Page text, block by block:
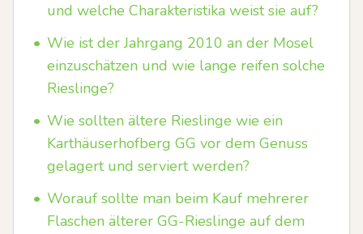
und welche Charakteristika weist sie auf?
• Wie ist der Jahrgang 2010 an der Mosel
einzuschätzen und wie lange reifen solche
Rieslinge?
• Wie sollten ältere Rieslinge wie ein
Karthäuserhofberg GG vor dem Genuss
gelagert und serviert werden?
• Worauf sollte man beim Kauf mehrerer
Flaschen älterer GG-Rieslinge auf dem